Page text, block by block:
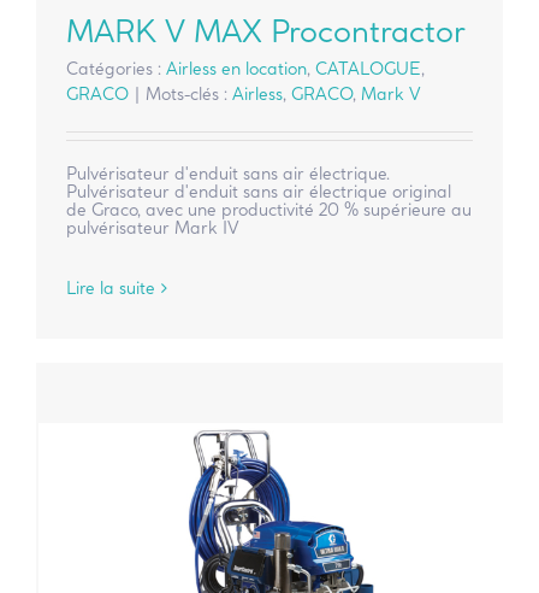
MARK V MAX Procontractor
Catégories : Airless en location, CATALOGUE,
GRACO | Mots-clés : Airless, GRACO, Mark V
Pulvérisateur d'enduit sans air électrique.
Pulvérisateur d'enduit sans air électrique original
de Graco, avec une productivité 20 % supérieure au
pulvérisateur Mark IV
Lire la suite